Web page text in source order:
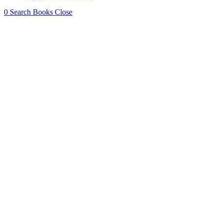
0 Search Books Close